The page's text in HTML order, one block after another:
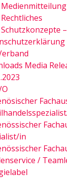
Medienmitteilung
Rechtliches
Schutzkonzepte
Media
in
/